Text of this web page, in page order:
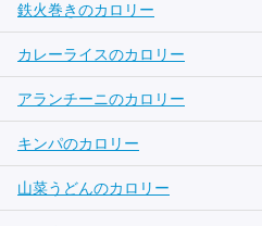
鉄火巻きのカロリー
カレーライスのカロリー
アランチーニのカロリー
キンパのカロリー
山菜うどんのカロリー